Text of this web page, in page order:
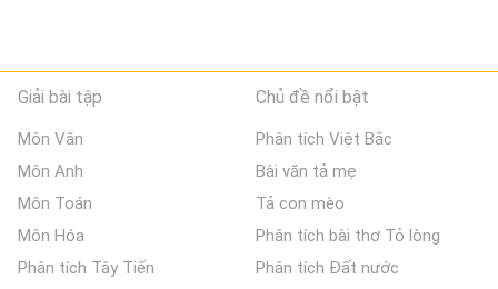
Giải bài tập
Môn Văn
Môn Anh
Môn Toán
Môn Hóa
Phân tích Tây Tiến
Chủ đề nổi bật
Phân tích Việt Bắc
Bài văn tả mẹ
Tả con mèo
Phân tích bài thơ Tỏ lòng
Phân tích Đất nước